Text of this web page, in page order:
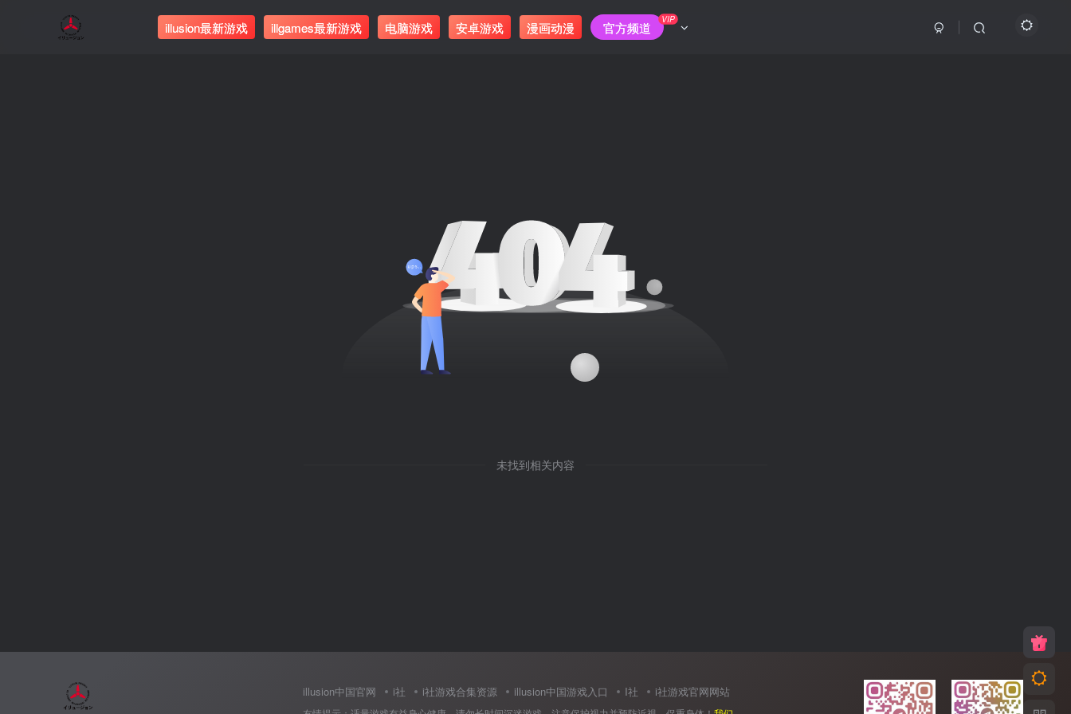
illusion最新游戏 illgames最新游戏 电脑游戏 安卓游戏 漫画动漫 官方频道
VIP
未找到相关内容
illusion中国官网 i社 i社游戏合集资源 illusion中国游戏入口 I社 i社游戏官网网站